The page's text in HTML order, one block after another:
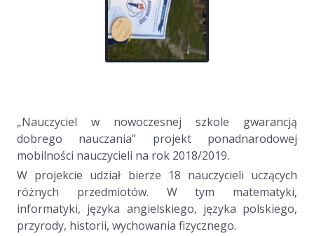
„Nauczyciel w nowoczesnej szkole gwarancją
dobrego nauczania” projekt ponadnarodowej
mobilności nauczycieli na rok 2018/2019.
W projekcie udział bierze 18 nauczycieli uczących
różnych przedmiotów. W tym matematyki,
informatyki, języka angielskiego, języka polskiego,
przyrody, historii, wychowania fizycznego.